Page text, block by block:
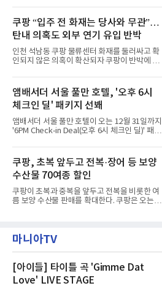
라 극장을 모티브로 한 데코레이션으로 구성됐
다. 무대 공간 및 티켓 박스
필먼트서비스(CFS)가 지난 28일부터 화재 피해
주민을 대상으로 전문 출장 청소서비스 지원에
나섬으로써 본격적인 지역사회 복구 작업이 시
작된 것이다.대피소 주민 중심 청소 접수, 첫날
부터 2가구 지원 완료CFS는 신현초등학교, 신
현북초등학교, 신현여자중학교 등 인천 서해구
관내 임시 대피소 3곳에서 체류해온 화재 피해
민들의 호응 속에 CFS는 즉시 행동에 나섰다. 지
난 28일 오후 전문 청소업체와
쿠팡 “입주 전 화재는 당사와 무관”…
탄내 의혹도 외부 연기 유입 반박
인천 석남동 쿠팡 물류센터 화재를 둘러싸고 확
인되지 않은 의혹이 확산되자 쿠팡이 반박에 나
에 대해서는 외부 화재 연기 유입이라고 설명했
고, 2023년 같은 물류센터에서 발생한 화재에
대해서도 쿠팡 입주 전 공사 과정에서 벌어진 일
이라며 선을 그었다.쿠팡은 21일 인천 물류센터
내부에서 불이 타는 냄새가 났다는 의혹과 관련
해 “사실무근”이라는 입장을 밝혔다.회사 측은
“인근에서 지난 15일 다른 회사에서 발생한 대
것으로 확인됐다”고 설명했다.이어 “정확한 화
재 원인은 추후 조사될
앰배서더 서울 풀만 호텔, '오후 6시
체크인 딜' 패키지 선봬
앰배서더 서울 풀만 호텔이 오는 12월 31일까지
'6PM Check-in Deal(오후 6시 체크인 딜)' 패키
으로 여유로운 저녁 시간부터 호텔 스테이를 시
작할 수 있도록 준비됐다.앰배서더 서울 풀만 호
텔 측은 “퇴근 후 또는 주말 도심 속에서 짧지만
온전한 휴식을 원하는 고객들에게 특별한 경험
을 제공한다”고 밝혔다.패키지는 디럭스와 이그
제큐티브 두 가지 타입으로 구성된다. 디럭스 패
키지는 객실 1박(룸 온리)으로 심플한 호캉스를
스 센터 사우나 2인 이용 혜택이 포함된다.특히
클럽 앰배서더 라운지
쿠팡, 초복 앞두고 전복·장어 등 보양
수산물 70여종 할인
쿠팡이 초복과 중복을 앞두고 전복을 비롯한 여
름 보양 수산물 판매를 확대한다. 쿠팡은 오는
우 등이 포함됐다. 쿠팡은 올해 큰 크기의 전복
생산량이 늘어난 점을 반영해 주요 산지 상품을
전복은 산지에서 채취한 뒤 전국으로 직송되는
방식으로 운영된다. 신선도가 중요한 상품인 만
큼 이르면 다음 날 오전 배송이 가능하도록 물류
마니아TV
[아이들] 타이틀 곡 'Gimme Dat
Love' LIVE STAGE